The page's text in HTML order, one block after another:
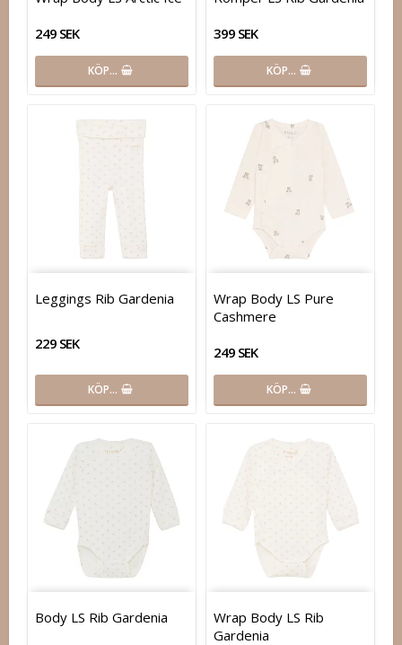
249 SEK
KÖP…
399 SEK
KÖP…
Leggings Rib Gardenia
229 SEK
KÖP…
Wrap Body LS Pure
Cashmere
249 SEK
KÖP…
Body LS Rib Gardenia
Wrap Body LS Rib
Gardenia